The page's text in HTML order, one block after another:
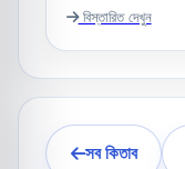
বিস্তারিত দেখুন
সব কিতাব